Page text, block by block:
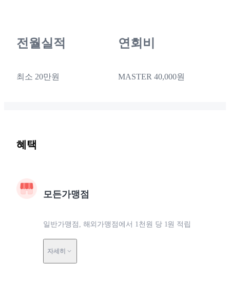
전월실적
최소 20만원
연회비
MASTER 40,000원
혜택
모든가맹점
일반가맹점, 해외가맹점에서 1천원 당 1원 적립
자세히